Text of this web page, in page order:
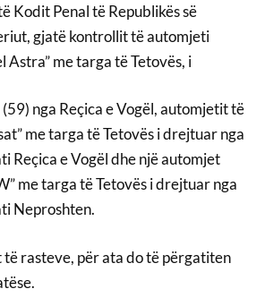
Kodit Penal të Republikës së
gjatë kontrollit të automjeti
Astra” me targa të Tetovës, i
nga Reçica e Vogël, automjetit të
me targa të Tetovës i drejtuar nga
Reçica e Vogël dhe një automjet
me targa të Tetovës i drejtuar nga
Neproshten.
rasteve, për ata do të përgatiten